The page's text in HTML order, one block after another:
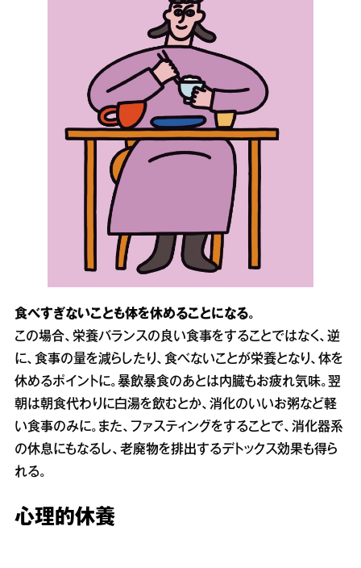
食べすぎないことも体を休めることになる。
この場合、栄養バランスの良い食事をすることではなく、逆
に、食事の量を減らしたり、食べないことが栄養となり、体を
休めるポイントに。暴飲暴食のあとは内臓もお疲れ気味。翌
朝は朝食代わりに白湯を飲むとか、消化のいいお粥など軽
い食事のみに。また、ファスティングをすることで、消化器系
の休息にもなるし、老廃物を排出するデトックス効果も得ら
れる。
心理的休養